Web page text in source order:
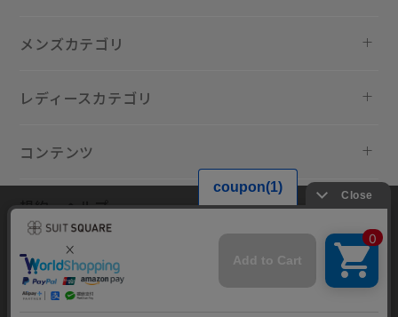
メンズカテゴリ
レディースカテゴリ
コンテンツ
規約・ヘルプ
当サイトでは利用体験の向上およびコンテンツの最適な提供、トラフィ
ックの分析を目的としてCookieを使用しています。サイトの閲覧を継続
された場合、Cookieの利用に同意したものといたします。詳細について
はプライバシーポリシー をご確認ください。